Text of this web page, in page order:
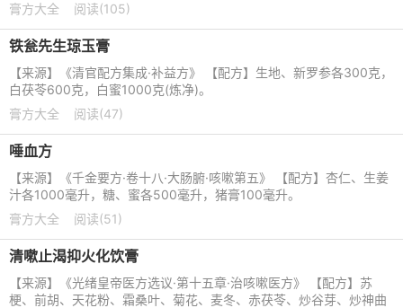
膏方大全
阅读(105)
铁瓮先生琼玉膏
【来源】《清官配方集成·补益方》 【配方】生地、新罗参各300克，
白茯苓600克，白蜜1000克(炼净)。
膏方大全
阅读(47)
唾血方
【来源】《千金要方·卷十八·大肠腑·咳嗽第五》 【配方】杏仁、生姜
汁各1000毫升，糖、蜜各500毫升，猪膏100毫升。
膏方大全
阅读(51)
清嗽止渴抑火化饮膏
【来源】《光绪皇帝医方选议·第十五章·治咳嗽医方》 【配方】苏
梗、前胡、天花粉、霜桑叶、菊花、麦冬、赤茯苓、炒谷芽、炒神曲